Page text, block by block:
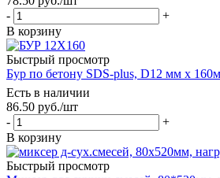
-
+
В корзину
Быстрый просмотр
Бур по бетону SDS-plus, D12 мм x
Есть в наличии
86.50 руб./шт
-
+
В корзину
Быстрый просмотр